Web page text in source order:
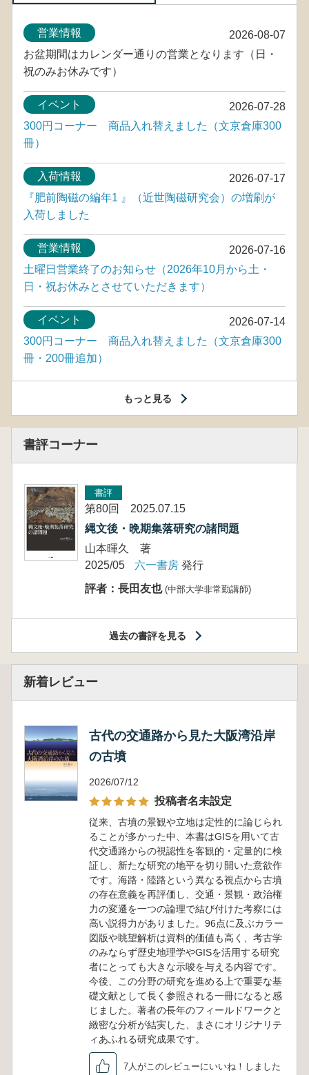
2026-08-07
営業情報
お盆期間はカレンダー通りの営業となります（日・
祝のみお休みです）
2026-07-28
イベント
300円コーナー 商品入れ替えました（文京倉庫300
冊）
2026-07-17
入荷情報
『肥前陶磁の編年1 』（近世陶磁研究会）の増刷が
入荷しました
2026-07-16
営業情報
土曜日営業終了のお知らせ（2026年10月から土・
日・祝お休みとさせていただきます）
2026-07-14
イベント
300円コーナー 商品入れ替えました（文京倉庫300
冊・200冊追加）
もっと見る
書評コーナー
書評
第80回 2025.07.15
縄文後・晩期集落研究の諸問題
山本暉久 著
2025/05
六一書房 発行
評者：長田友也 (中部大学非常勤講師)
過去の書評を見る
新着レビュー
古代の交通路から見た大阪湾沿岸
の古墳
2026/07/12
投稿者名未設定
従来、古墳の景観や立地は定性的に論じられ
ることが多かった中、本書はGISを用いて古
代交通路からの視認性を客観的・定量的に検
証し、新たな研究の地平を切り開いた意欲作
です。海路・陸路という異なる視点から古墳
の存在意義を再評価し、交通・景観・政治権
力の変遷を一つの論理で結び付けた考察には
高い説得力がありました。96点に及ぶカラー
図版や眺望解析は資料的価値も高く、考古学
のみならず歴史地理学やGISを活用する研究
者にとっても大きな示唆を与える内容です。
今後、この分野の研究を進める上で重要な基
礎文献として長く参照される一冊になると感
じました。著者の長年のフィールドワークと
緻密な分析が結実した、まさにオリジナリテ
ィあふれる研究成果です。
7人がこのレビューにいいね！しました